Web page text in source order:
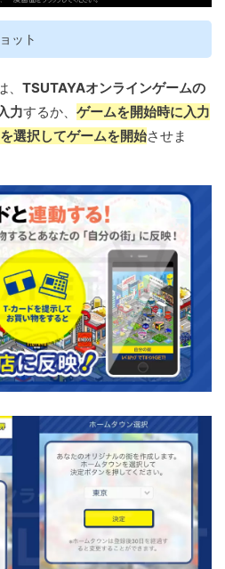
ット
TSUTAYAオンラインゲームの
力するか、 ゲームを開始時に入力
選択してゲームを開始させま